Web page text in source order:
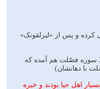
کرده و پس از «لیزلقونک»
یعنی قضیه در حدّ پراکندن شایعه ای دروغین و نهایتا در حد مزاحمت بوده است ، و البته این مفهومِ اخیر - یعنی مزاحمت - حدود دوسال بعد نیز در آیه 26 سوره فصّلت هم آمده که
با دهانشان)
اهل حیا بودند و خیره